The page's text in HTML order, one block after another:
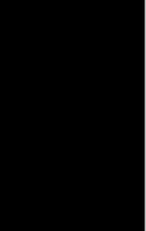
de acción
para debatir
escenas de acción
No te pierdas
inolvidables.
privacidad